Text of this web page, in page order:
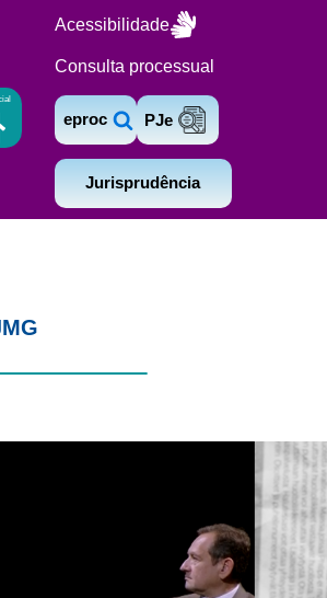
Acessibilidade
Consulta processual
eproc PJe
Jurisprudência